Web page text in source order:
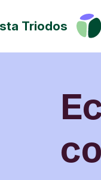
Triodos
tiene potencial